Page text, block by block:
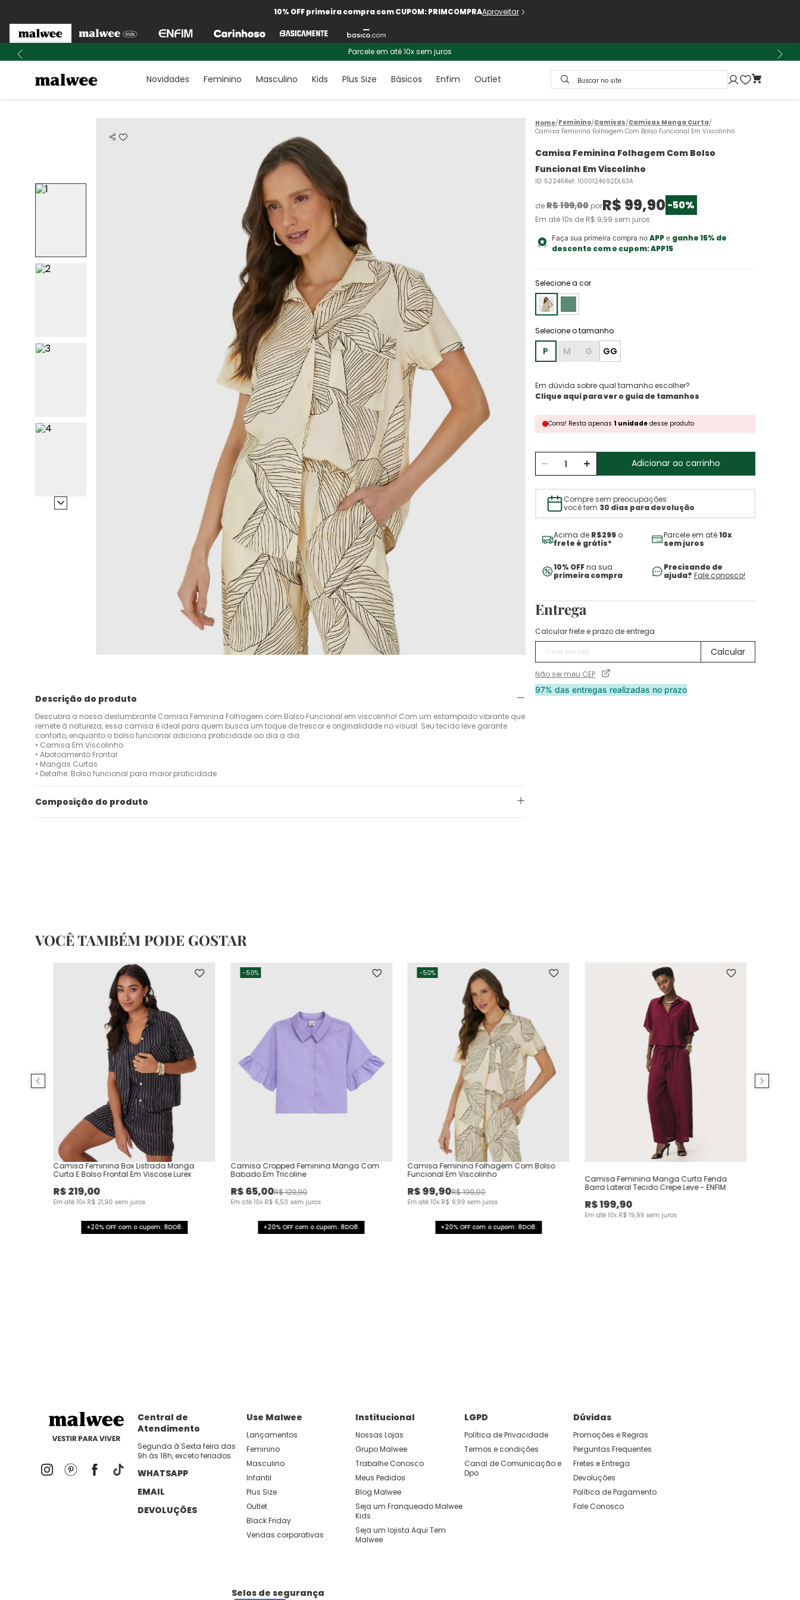
10% OFF primeira compra com CUPOM: PRIMCOMPRAAproveitar
Parcele em até 10x sem juros
Novidades Feminino Masculino Kids Plus Size Básicos Enfim Outlet Buscar no site
Descrição do produto
Descubra a nossa deslumbrante Camisa Feminina Folhagem com Bolso Funcional em viscolinho! Com um estampado vibrante que
remete à natureza, essa camisa é ideal para quem busca um toque de frescor e originalidade no visual. Seu tecido leve garante
conforto, enquanto o bolso funcional adiciona praticidade ao dia a dia.
• Camisa Em Viscolinho
• Abotoamento Frontal
• Mangas Curtas
• Detalhe: Bolso funcional para maior praticidade
Composição do produto
Feminino Camisas Camisas Manga Curta
Camisa Feminina Folhagem Com Bolso Funcional Em Viscolinho
Camisa Feminina Folhagem Com Bolso
Funcional Em Viscolinho
ID: 52246Ref.: 1000124692DL63A
deR$199,00porR$ 99,90 -50%
Em até10x de R$ 9,99 sem juros
Faça sua primeira compra no APPe ganhe 15% de
desconto com o cupom:APP15
Selecione a cor
P M G GG
Em dúvida sobre qual tamanho escolher?
Clique aqui para ver o guia de tamanhos
Corra! Resta apenas 1 unidadedesse produto
Adicionar ao carrinho
Compre sem preocupações:
você tem 30 dias para devolução
Acima de R$299o
frete é grátis*
Parcele em até10x
sem juros
10% OFFna sua
primeira compra
Precisando de
ajuda? Fale conosco!
Entrega
Calcular frete e prazo de entrega
Não sei meu CEP
97% das entregas realizadas no prazo
VOCÊ TAMBÉM PODE GOSTAR
Camisa Feminina Box Listrada Manga
Curta E Bolso Frontal Em Viscose Lurex
R$219,00
Em até10x R$ 21,90 sem juros
+20% OFF com o cupom: 8DO8.
-50%
Camisa Cropped Feminina Manga Com
Babado Em Tricoline
R$65,00R$129,90
Em até10x R$ 6,50 sem juros
+20% OFF com o cupom: 8DO8.
-50%
Camisa Feminina Folhagem Com Bolso
Funcional Em Viscolinho
R$99,90R$199,00
Em até10x R$ 9,99 sem juros
+20% OFF com o cupom: 8DO8.
Camisa Feminina Manga Curta Fenda
Barra Lateral Tecido Crepe Leve - ENFIM
R$199,90
Em até10x R$ 19,99 sem juros
Central de
Atendimento
Segunda à Sexta feira das
9h às 18h, exceto feriados.
WHATSAPP
EMAIL
DEVOLUÇÕES
Use Malwee
Lançamentos
Feminino
Masculino
Infantil
Plus Size
Outlet
Black Friday
Vendas corporativas
Institucional
Nossas Lojas
Grupo Malwee
Trabalhe Conosco
Meus Pedidos
Blog Malwee
Seja um Franqueado Malwee
Kids
Seja um lojista Aqui Tem
Malwee
LGPD
Política de Privacidade
Termos e condições
Canal de Comunicação e
Dpo
Dúvidas
Promoções e Regras
Perguntas Frequentes
Fretes e Entrega
Devoluções
Política de Pagamento
Fale Conosco
Selos de segurança